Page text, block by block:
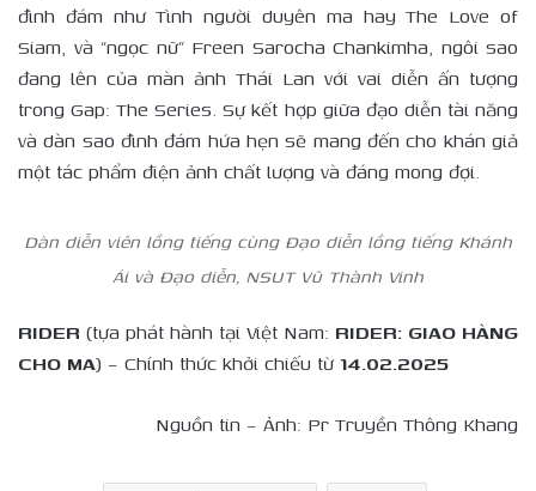
đình đám như Tình người duyên ma hay The Love of
Siam, và “ngọc nữ” Freen Sarocha Chankimha, ngôi sao
đang lên của màn ảnh Thái Lan với vai diễn ấn tượng
trong Gap: The Series. Sự kết hợp giữa đạo diễn tài năng
và dàn sao đình đám hứa hẹn sẽ mang đến cho khán giả
một tác phẩm điện ảnh chất lượng và đáng mong đợi.
Dàn diễn viên lồng tiếng cùng Đạo diễn lồng tiếng Khánh
Ái và Đạo diễn, NSUT Vũ Thành Vinh
RIDER (tựa phát hành tại Việt Nam: RIDER: GIAO HÀNG
CHO MA) – Chính thức khởi chiếu từ14.02.2025
Nguồn tin – Ảnh: Pr Truyền Thông Khang